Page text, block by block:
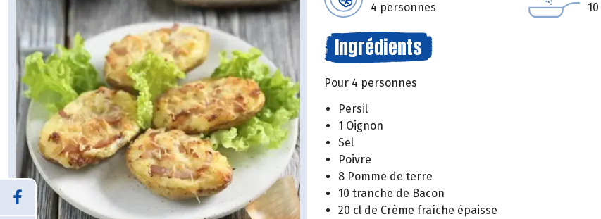
4 personnes
Ingrédients
Pour 4 personnes
Persil
1 Oignon
Sel
Poivre
8 Pomme de terre
10 tranche de Bacon
20 cl de Crème fraîche épaisse